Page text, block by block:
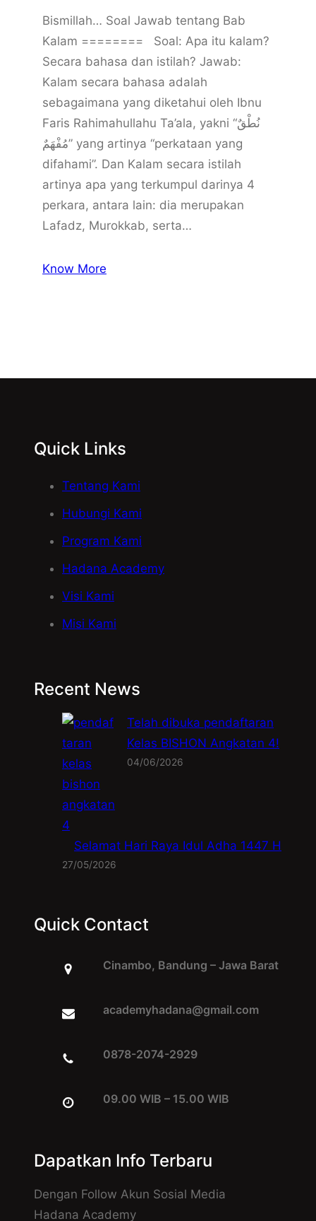
Bismillah… Soal Jawab tentang Bab
Kalam ======== Soal: Apa itu kalam?
Secara bahasa dan istilah? Jawab:
Kalam secara bahasa adalah
sebagaimana yang diketahui oleh Ibnu
Faris Rahimahullahu Ta’ala, yakni “نُطْقٌ
مُفْهَمٌ” yang artinya “perkataan yang
difahami”. Dan Kalam secara istilah
artinya apa yang terkumpul darinya 4
perkara, antara lain: dia merupakan
Lafadz, Murokkab, serta…
Know More
Quick Links
Tentang Kami
Hubungi Kami
Program Kami
Hadana Academy
Visi Kami
Misi Kami
Recent News
Telah dibuka pendaftaran
Kelas BISHON Angkatan 4!
04/06/2026
Selamat Hari Raya Idul Adha 1447 H
27/05/2026
Quick Contact
Cinambo, Bandung – Jawa Barat
academyhadana@gmail.com
0878-2074-2929
09.00 WIB – 15.00 WIB
Dapatkan Info Terbaru
Dengan Follow Akun Sosial Media
Hadana Academy